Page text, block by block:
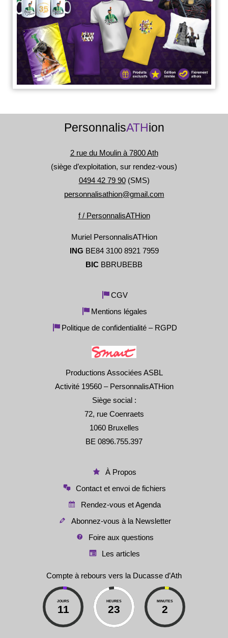
PersonnalisATHion
2 rue du Moulin à 7800 Ath
(siège d’exploitation, sur rendez-vous)
0494 42 79 90(SMS)
personnalisathion@gmail.com
f / PersonnalisATHion
Muriel PersonnalisATHion
ING BE84 3100 8921 7959
BIC BBRUBEBB
CGV
Mentions légales
Politique de confidentialité – RGPD
Productions Associées ASBL
Activité 19560 – PersonnalisATHion
Siège social :
72, rue Coenraets
1060 Bruxelles
BE 0896.755.397
À Propos
Contact et envoi de fichiers
Rendez-vous et Agenda
Abonnez-vous à la Newsletter
Foire aux questions
Les articles
Compte à rebours vers la Ducasse d’Ath
JOURS
11
HEURES
23
MINUTES
2